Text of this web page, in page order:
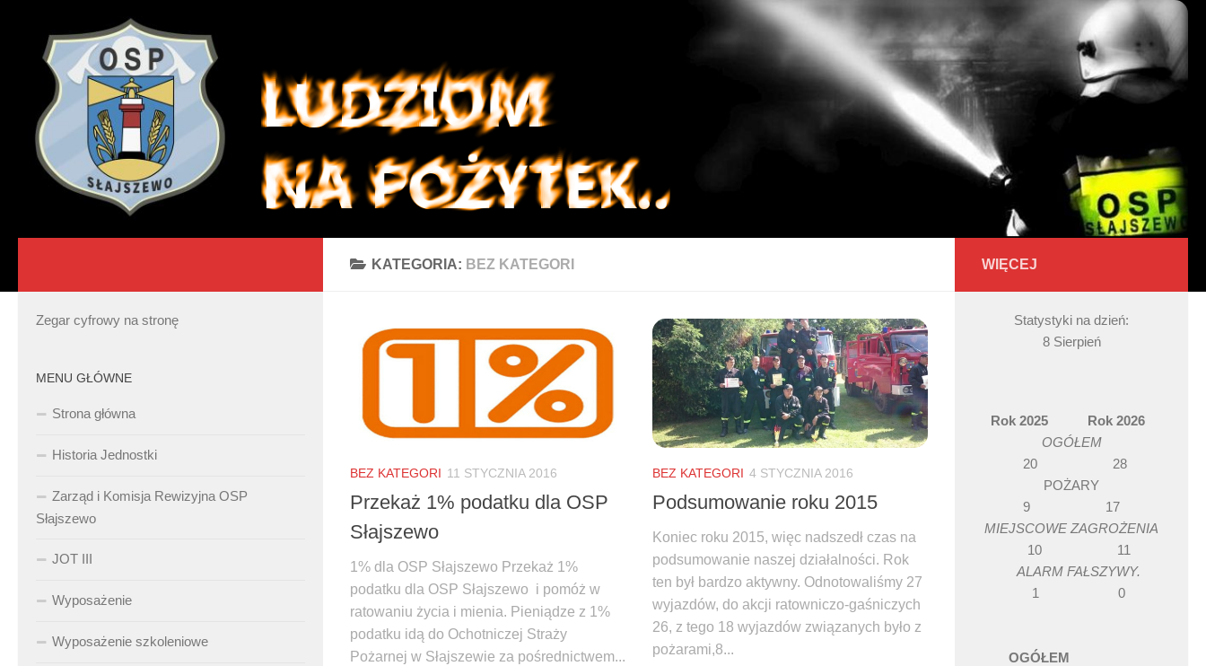
KATEGORIA: BEZ KATEGORI
BEZ KATEGORI 11 STYCZNIA 2016
Przekaż 1% podatku dla OSP
Słajszewo
1% dla OSP Słajszewo Przekaż 1%
podatku dla OSP Słajszewo i pomóż w
ratowaniu życia i mienia. Pieniądze z 1%
podatku idą do Ochotniczej Straży
Pożarnej w Słajszewie za pośrednictwem...
BEZ KATEGORI 4 STYCZNIA 2016
Podsumowanie roku 2015
Koniec roku 2015, więc nadszedł czas na
podsumowanie naszej działalności. Rok
ten był bardzo aktywny. Odnotowaliśmy 27
wyjazdów, do akcji ratowniczo-gaśniczych
26, z tego 18 wyjazdów związanych było z
pożarami,8...
Zegar cyfrowy na stronę
MENU GŁÓWNE
Strona główna
Historia Jednostki
Zarząd i Komisja Rewizyjna OSP
Słajszewo
JOT III
Wyposażenie
Wyposażenie szkoleniowe
WIĘCEJ
Statystyki na dzień:
8 Sierpień
Rok 2025 Rok 2026
OGÓŁEM
20 28
POŻARY
9 17
MIEJSCOWE ZAGROŻENIA
10 11
ALARM FAŁSZYWY.
1 0
OGÓŁEM